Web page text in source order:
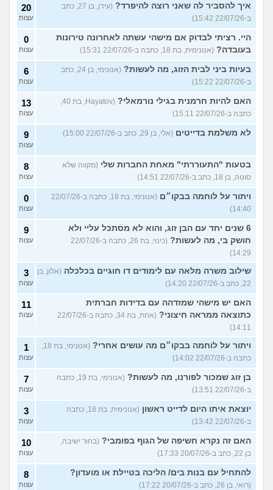
איך להסביר לה שאני רוצה להיפרד?
(עידן, בן 27, כתב
ב-22/07/26 15:42)
20
עצות
היי. רציתי לבדוק אם מישהי עשתה לאחרונה טירונות
בעובדה? (אנונימית, בת 18, כתבה ב-22/07/26 15:31)
0
עצות
בעיות ביני לבית הזוג, מה לעשות?
(אנונימי, בן 24, כתב
ב-22/07/26 15:22)
6
עצות
האם להיות חרמנית בגילי נורמאלי?
כתבה ב-22/07/26 15:11)
13
עצות
לא משלמת בדייטים (אלי, בן 29, כתב ב-22/07/26 15:00) 9
עצות
בטעות "התעוררתי" מאחת החברות שלי (מקווה שלא
סוטה, בן 18, כתב ב-22/07/26 14:51)
8
עצות
ויתור על לוחמה בבקו״ם
(אנונימי, בת 18, כתבה ב-22/07/26
14:40)
0
עצות
6 שנים יחד עם הבן זוג, והוא לא מסתכל עליי ולא
חושק בי, מה לעשות?
(כינוי, בת 26, כתבה ב-22/07/26
14:29)
9
עצות
שילוב משרה מלאה עם לימודים דו חוגיים בכלכלה (אלון, בן
22, כתב ב-22/07/26 14:20)
3
עצות
האם יש מישהי שמזדהה עם בדידות חברתית
כתוצאה ממראה חיצוני?
(אחת, בת 34, כתבה ב-22/07/26
14:11)
11
עצות
ויתור על לוחמה בבקו״ם מה עושים אחרי?
כתבה ב-22/07/26 14:02)
1
עצות
בן זוג שמכור לפורנו, מה לעשות?
(אנונימי, בת 19, כתבה
ב-22/07/26 13:51)
7
עצות
יוצאת איתו היום לדייט ראשון
(אנונימית, בת 18, כתבה
ב-22/07/26 13:42)
3
עצות
האם זה נקרא חשיפה של הגוף בפומבי? (בחור ישיבה,
בן 22, כתב ב-20/07/26 17:33)
10
עצות
להתחיל עם בנות בים/ הליכה בטיילת או מועדון?
(רואי, בן 26, כתב ב-20/07/26 17:22)
8
עצות